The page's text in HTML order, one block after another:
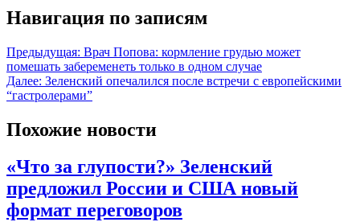
Навигация по записям
Предыдущая: Врач Попова: кормление грудью может
помешать забеременеть только в одном случае
Далее: Зеленский опечалился после встречи с европейскими
“гастролерами”
Похожие новости
«Что за глупости?» Зеленский
предложил России и США новый
формат переговоров